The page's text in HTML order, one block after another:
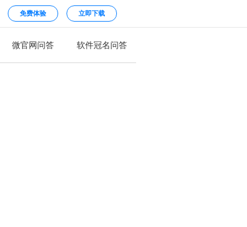
免费体验 立即下载
微官网问答 软件冠名问答